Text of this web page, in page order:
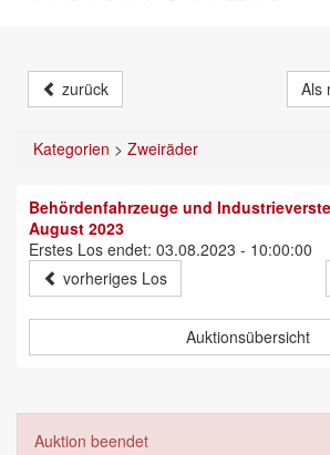
zurück Als
Kategorien > Zweiräder
Behördenfahrzeuge und
August 2023
Erstes Los endet: 03.08.2023 - 10:00:00
vorheriges Los
Auktionsübersicht
Auktion beendet